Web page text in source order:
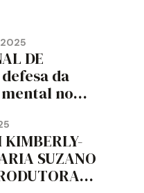
2025
DE
no
KIMBERLY-
SUZANO